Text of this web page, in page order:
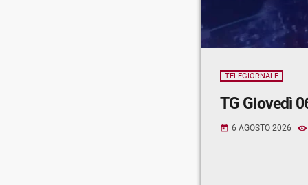
TELEGIORNALE
TG Giovedì
today 6 AGOSTO 2026